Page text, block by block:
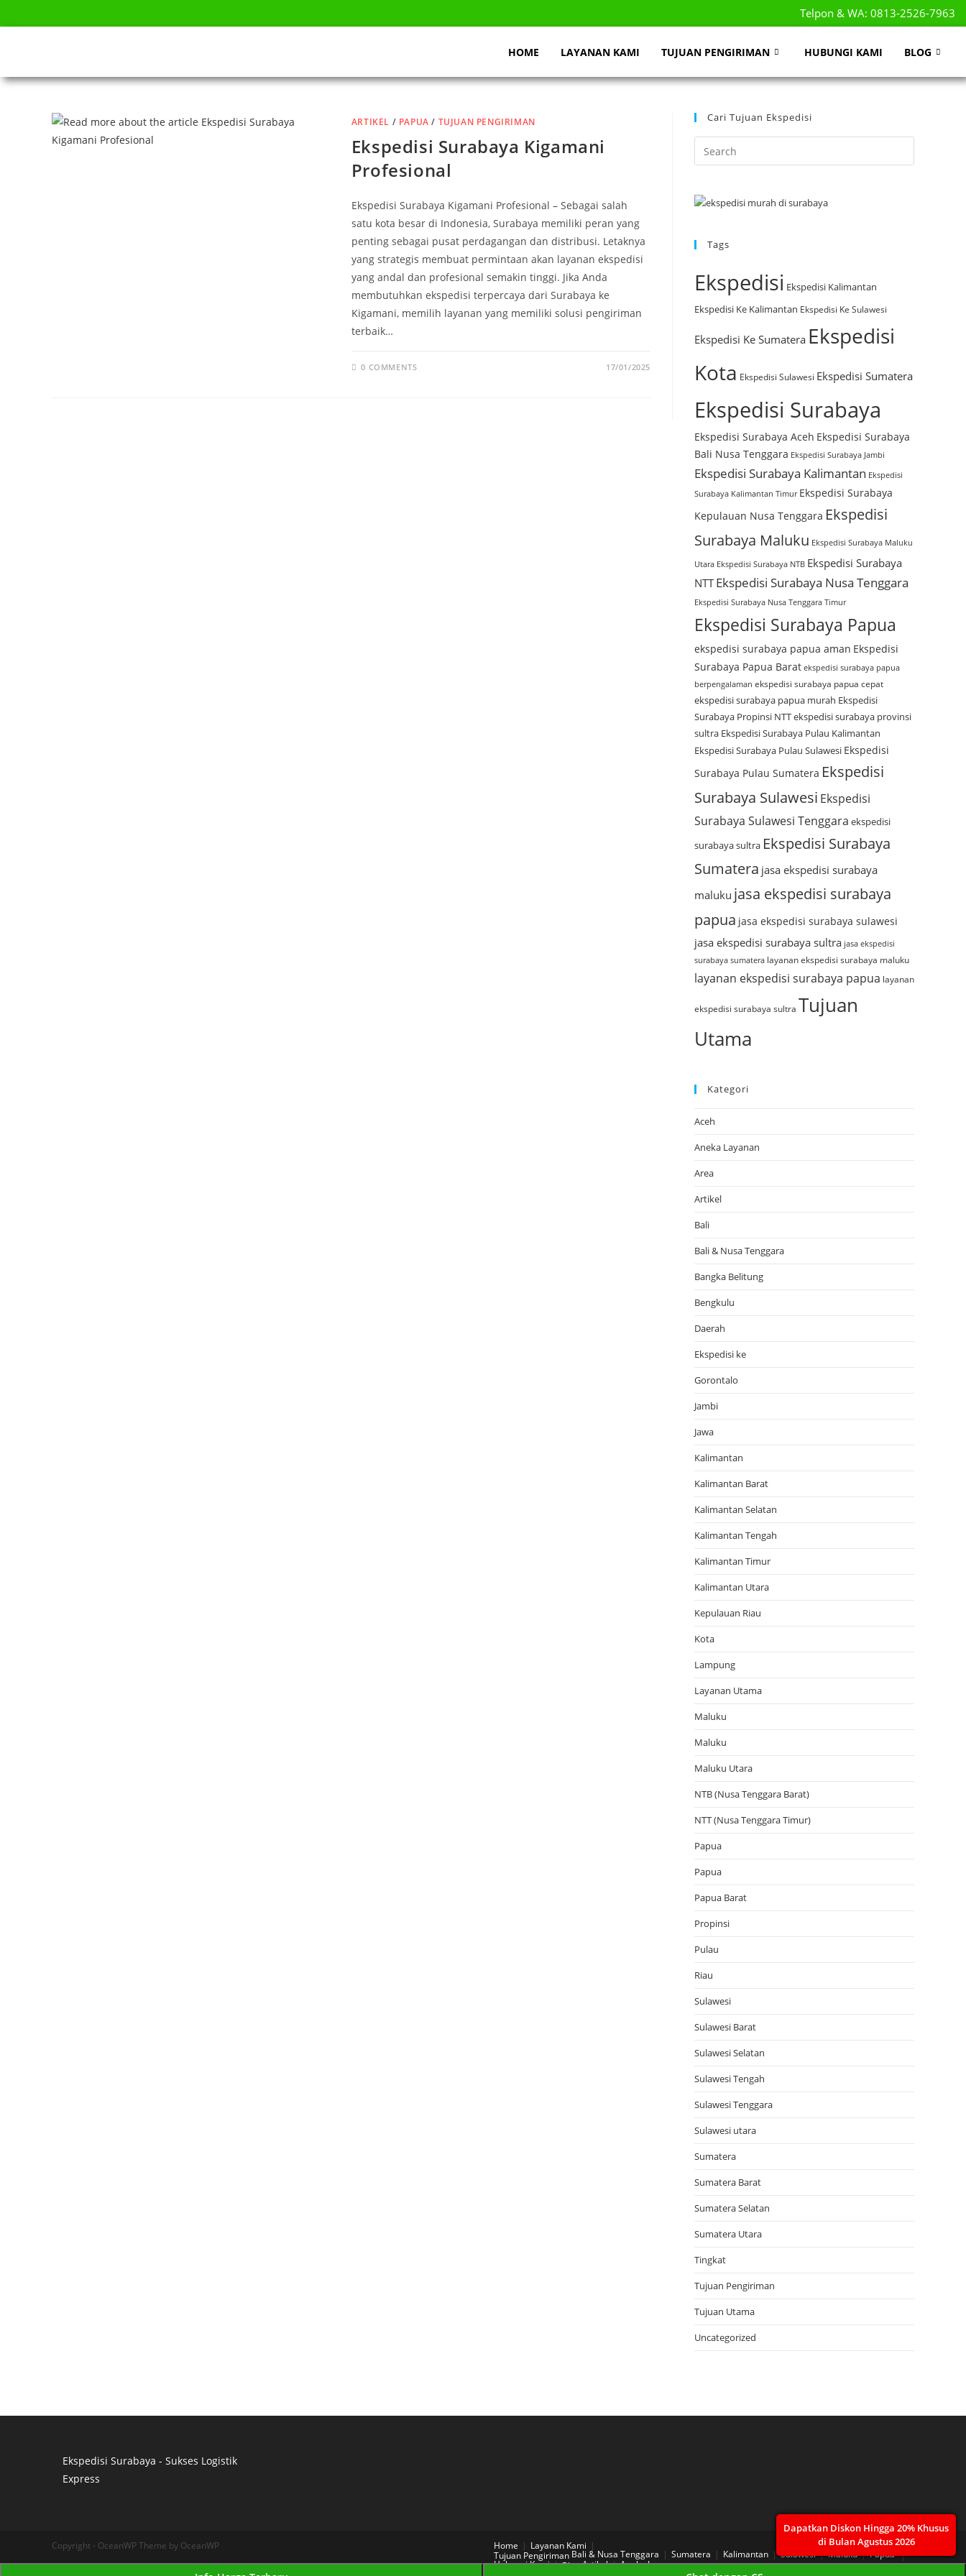
Telpon & WA: 0813-2526-7963
HOME LAYANAN KAMI TUJUAN PENGIRIMAN HUBUNGI KAMI BLOG
ARTIKEL / PAPUA / TUJUAN PENGIRIMAN
Ekspedisi Surabaya Kigamani
Profesional
Ekspedisi Surabaya Kigamani Profesional – Sebagai salah
satu kota besar di Indonesia, Surabaya memiliki peran yang
penting sebagai pusat perdagangan dan distribusi. Letaknya
yang strategis membuat permintaan akan layanan ekspedisi
yang andal dan profesional semakin tinggi. Jika Anda
membutuhkan ekspedisi terpercaya dari Surabaya ke
Kigamani, memilih layanan yang memiliki solusi pengiriman
terbaik…
0 COMMENTS 17/01/2025
Cari Tujuan Ekspedisi
Tags
Ekspedisi Ekspedisi Kalimantan
Ekspedisi Ke Kalimantan Ekspedisi Ke Sulawesi
Ekspedisi Ke Sumatera Ekspedisi
Kota Ekspedisi Sulawesi Ekspedisi Sumatera
Ekspedisi Surabaya
Ekspedisi Surabaya Aceh Ekspedisi Surabaya
Bali Nusa Tenggara Ekspedisi Surabaya Jambi
Ekspedisi Surabaya Kalimantan Ekspedisi
Surabaya Kalimantan Timur Ekspedisi Surabaya
Kepulauan Nusa Tenggara Ekspedisi
Surabaya Maluku Ekspedisi Surabaya Maluku
Utara Ekspedisi Surabaya NTB Ekspedisi Surabaya
NTT Ekspedisi Surabaya Nusa Tenggara
Ekspedisi Surabaya Nusa Tenggara Timur
Ekspedisi Surabaya Papua
ekspedisi surabaya papua aman Ekspedisi
Surabaya Papua Barat ekspedisi surabaya papua
berpengalaman ekspedisi surabaya papua cepat
ekspedisi surabaya papua murah Ekspedisi
Surabaya Propinsi NTTekspedisi surabaya provinsi
sultra Ekspedisi Surabaya Pulau Kalimantan
Ekspedisi Surabaya Pulau Sulawesi Ekspedisi
Surabaya Pulau Sumatera Ekspedisi
Surabaya Sulawesi Ekspedisi
Surabaya Sulawesi Tenggara ekspedisi
surabaya sultra Ekspedisi Surabaya
Sumatera jasa ekspedisi surabaya
maluku jasa ekspedisi surabaya
papua jasa ekspedisi surabaya sulawesi
jasa ekspedisi surabaya sultra jasa ekspedisi
surabaya sumatera layanan ekspedisi surabaya maluku
layanan ekspedisi surabaya papua layanan
ekspedisi surabaya sultra Tujuan
Utama
Kategori
Aceh
Aneka Layanan
Area
Artikel
Bali
Bali & Nusa Tenggara
Bangka Belitung
Bengkulu
Daerah
Ekspedisi ke
Gorontalo
Jambi
Jawa
Kalimantan
Kalimantan Barat
Kalimantan Selatan
Kalimantan Tengah
Kalimantan Timur
Kalimantan Utara
Kepulauan Riau
Kota
Lampung
Layanan Utama
Maluku
Maluku
Maluku Utara
NTB (Nusa Tenggara Barat)
NTT (Nusa Tenggara Timur)
Papua
Papua
Papua Barat
Propinsi
Pulau
Riau
Sulawesi
Sulawesi Barat
Sulawesi Selatan
Sulawesi Tengah
Sulawesi Tenggara
Sulawesi utara
Sumatera
Sumatera Barat
Sumatera Selatan
Sumatera Utara
Tingkat
Tujuan Pengiriman
Tujuan Utama
Uncategorized
Dapatkan Diskon Hingga 20% Khusus
di Bulan Agustus 2026
Ekspedisi Surabaya - Sukses Logistik
Express
Jasa Tank Cleaning
Home
Layanan Kami
Tujuan Pengiriman Bali & Nusa Tenggara Sumatera Kalimantan Sulawesi Maluku
Papua
Hubungi Kami
BlogArtikel Aneka Layanan
Copyright - OceanWP Theme by OceanWP